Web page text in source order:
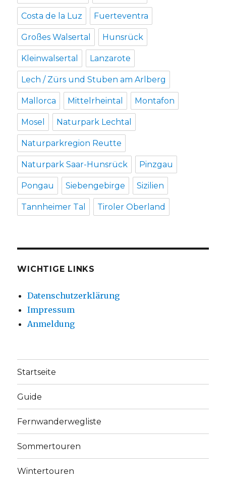
Costa de la Luz Fuerteventra
Großes Walsertal Hunsrück
Kleinwalsertal Lanzarote
Lech / Zürs und Stuben am Arlberg
Mallorca Mittelrheintal Montafon
Mosel Naturpark Lechtal
Naturparkregion Reutte
Naturpark Saar-Hunsrück Pinzgau
Pongau Siebengebirge Sizilien
Tannheimer Tal Tiroler Oberland
WICHTIGE LINKS
Datenschutzerklärung
Impressum
Anmeldung
Startseite
Guide
Fernwanderwegliste
Sommertouren
Wintertouren